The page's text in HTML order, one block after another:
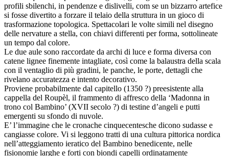
profili sbilenchi, in pendenze e dislivelli, com se un bizzarro artefice
si fosse divertito a forzare il telaio della struttura in un gioco di
trasformazione topologica. Spettacolari le volte simili nel disegno
delle nervature a stella, con chiavi differenti per forma, sottolineate
un tempo dal colore.
Le due aule sono raccordate da archi di luce e forma diversa con
catene lignee finemente intagliate, così come la balaustra della scala
con il ventaglio di più gradini, le panche, le porte, dettagli che
rivelano accuratezza e intento decorativo.
Proviene probabilmente dal capitello (1350 ?) preesistente alla
cappella del Roupèl, il frammento di affresco della ‘Madonna in
trono col Bambino’ (XVII secolo ?) di testine d’angeli e putti
emergenti su sfondo di nuvole.
E’ l’immagine che le cronache cinquecentesche dicono sudasse e
cangiasse colore. Vi si leggono tratti di una cultura pittorica nordica
nell’atteggiamento ieratico del Bambino benedicente, nelle
fisionomie larghe e forti con biondi capelli ordinatamente